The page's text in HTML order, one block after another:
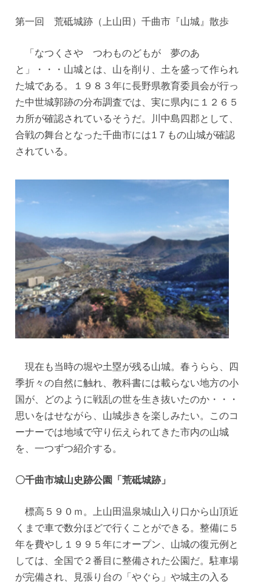
第一回 荒砥城跡（上山田）千曲市『山城』散歩
「なつくさや つわものどもが 夢のあ
と」・・・山城とは、山を削り、土を盛って作られ
た城である。１９８３年に長野県教育委員会が行っ
た中世城郭跡の分布調査では、実に県内に１２６５
カ所が確認されているそうだ。川中島四郡として、
合戦の舞台となった千曲市には1７もの山城が確認
されている。
現在も当時の堀や土塁が残る山城。春うらら、四
季折々の自然に触れ、教科書には載らない地方の小
国が、どのように戦乱の世を生き抜いたのか・・・
思いをはせながら、山城歩きを楽しみたい。このコ
ーナーでは地域で守り伝えられてきた市内の山城
を、一つずつ紹介する。
〇千曲市城山史跡公園「荒砥城跡」
標高５９０ｍ。上山田温泉城山入り口から山頂近
くまで車で数分ほどで行くことができる。整備に５
年を費やし１９９５年にオープン、山城の復元例と
しては、全国で２番目に整備された公園だ。駐車場
が完備され、見張り台の「やぐら」や城主の入る